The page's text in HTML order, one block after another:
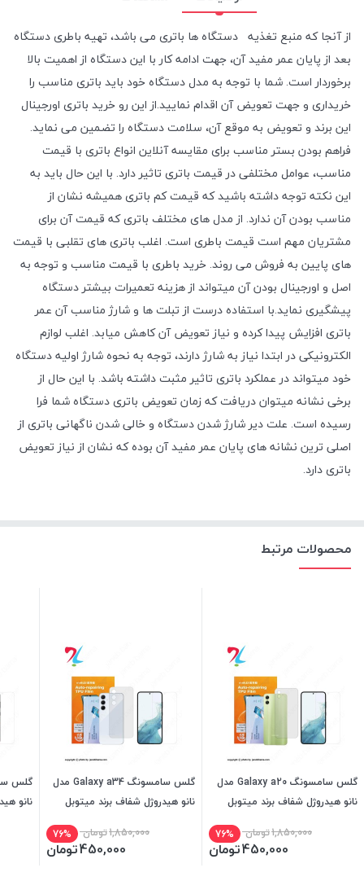
از آنجا که منبع تغذیه دستگاه ها باتری می باشد، تهیه باطری دستگاه
بعد از پایان عمر مفید آن، جهت ادامه کار با این دستگاه از اهمیت بالا
برخوردار است. شما با توجه به مدل دستگاه خود باید باتری مناسب را
خریداری و جهت تعویض آن اقدام نمایید.از این رو خرید باتری اورجینال
این برند و تعویض به موقع آن، سلامت دستگاه را تضمین می نماید.
فراهم بودن بستر مناسب برای مقایسه آنلاین انواع باتری با قیمت
مناسب، عوامل مختلفی در قیمت باتری تاثیر دارد. با این حال باید به
این نکته توجه داشته باشید که قیمت کم باتری همیشه نشان از
مناسب بودن آن ندارد. از مدل های مختلف باتری که قیمت آن برای
مشتریان مهم است قیمت باطری است. اغلب باتری های تقلبی با قیمت
های پایین به فروش می روند. خرید باطری با قیمت مناسب و توجه به
اصل و اورجینال بودن آن میتواند از هزینه تعمیرات بیشتر دستگاه
پیشگیری نماید.با استفاده درست از تبلت ها و شارژ مناسب آن عمر
باتری افزایش پیدا کرده و نیاز تعویض آن کاهش میابد. اغلب لوازم
الکترونیکی در ابتدا نیاز به شارژ دارند، توجه به نحوه شارژ اولیه دستگاه
خود میتواند در عملکرد باتری تاثیر مثبت داشته باشد. با این حال از
برخی نشانه میتوان دریافت که زمان تعویض باتری دستگاه شما فرا
رسیده است. علت دیر شارژ شدن دستگاه و خالی شدن ناگهانی باتری از
اصلی ترین نشانه های پایان عمر مفید آن بوده که نشان از نیاز تعویض
باتری دارد.
محصولات مرتبط
گلس سامسونگ Galaxy a20 مدل
نانو هیدروژل شفاف برند میتوبل
1,850,000تومان 76%
450,000تومان
گلس سامسونگ Galaxy a34 مدل
نانو هیدروژل شفاف برند میتوبل
1,850,000تومان 76%
450,000تومان
نانو